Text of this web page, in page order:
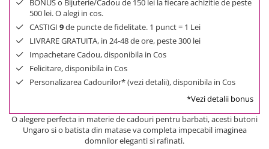
BONUS o Bijuterie/Cadou de 150 lei la fiecare achizitie de peste
500 lei. O alegi in cos.
CASTIGI 9de puncte de fidelitate. 1 punct = 1 Lei
LIVRARE GRATUITA, in 24-48 de ore, peste 300 lei
Impachetare Cadou, disponibila in Cos
Felicitare, disponibila in Cos
Personalizarea Cadourilor* (vezi detalii), disponibila in Cos
*Vezi detalii bonus
O alegere perfecta in materie de cadouri pentru barbati, acesti butoni
Ungaro si o batista din matase va completa impecabil imaginea
domnilor eleganti si rafinati.